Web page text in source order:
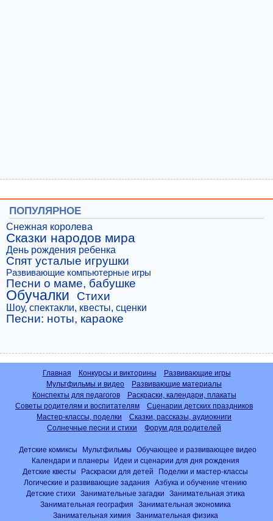
ПОПУЛЯРНОЕ
Снежная королева
Сказки народов мира
День рождения ребенка
Спят усталые игрушки
Развивающие компьютерные игры
Песни о маме, бабушке
Обучалки Стихи
Шоу, спектакли, квесты, сценки
Песни: ноты, караоке
Главная Конкурсы и викторины
Развивающие игры
Мультфильмы и видео
Развивающие материалы
Конспекты для педагогов
Раскраски, календари, плакаты
Советы родителям и воспитателям
Сценарии детских праздников
Мастер-классы, поделки
Сказки, рассказы, аудиокниги
Солнечные песни и стихи
Форум для родителей
Детские комиксы Мультфильмы
Обучающее и развивающее видео
Календари и планеры
Идеи и сценарии для дня рождения
Детские квесты
Раскраски для детей
Поделки и мастер-классы
Логические и развивающие задания
Азбука и обучение чтению
Детские стихи
Занимательные загадки
Занимательная этика
Занимательная география
Занимательная экономика
Занимательная химия
Занимательная физика